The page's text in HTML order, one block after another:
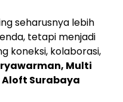
seharusnya lebih
tetapi menjadi
koneksi, kolaborasi,
Multi
Aloft Surabaya